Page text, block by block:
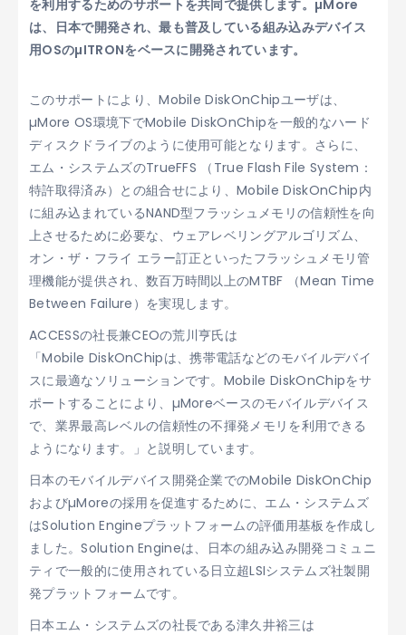
を利用するためのサポートを共同で提供します。µMore
は、日本で開発され、最も普及している組み込みデバイス
用OSのµITRONをベースに開発されています。
このサポートにより、Mobile DiskOnChipユーザは、
µMore OS環境下でMobile DiskOnChipを一般的なハード
ディスクドライブのように使用可能となります。さらに、
エム・システムズのTrueFFS （True Flash File System：
特許取得済み）との組合せにより、Mobile DiskOnChip内
に組み込まれているNAND型フラッシュメモリの信頼性を向
上させるために必要な、ウェアレベリングアルゴリズム、
オン・ザ・フライ エラー訂正といったフラッシュメモリ管
理機能が提供され、数百万時間以上のMTBF （Mean Time
Between Failure）を実現します。
ACCESSの社長兼CEOの荒川亨氏は
「Mobile DiskOnChipは、携帯電話などのモバイルデバイ
スに最適なソリューションです。Mobile DiskOnChipをサ
ポートすることにより、µMoreベースのモバイルデバイス
で、業界最高レベルの信頼性の不揮発メモリを利用できる
ようになります。」と説明しています。
日本のモバイルデバイス開発企業でのMobile DiskOnChip
およびµMoreの採用を促進するために、エム・システムズ
はSolution Engineプラットフォームの評価用基板を作成し
ました。Solution Engineは、日本の組み込み開発コミュニ
ティで一般的に使用されている日立超LSIシステムズ社製開
発プラットフォームです。
日本エム・システムズの社長である津久井裕三は